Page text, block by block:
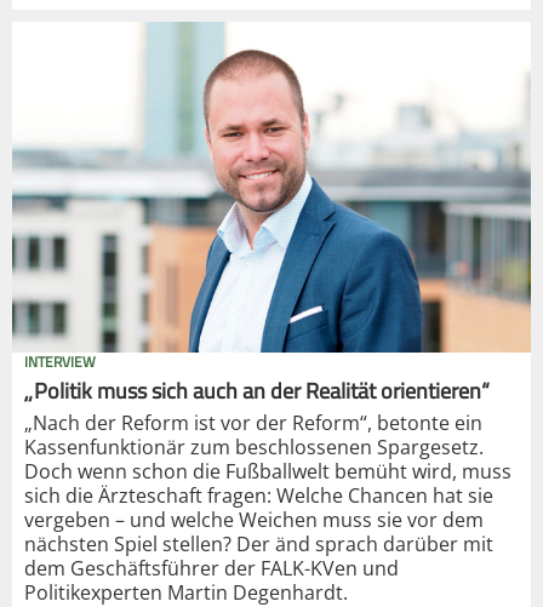
INTERVIEW
„Politik muss sich auch an der Realität orientieren“
„Nach der Reform ist vor der Reform“, betonte ein
Kassenfunktionär zum beschlossenen Spargesetz.
Doch wenn schon die Fußballwelt bemüht wird, muss
sich die Ärzteschaft fragen: Welche Chancen hat sie
vergeben – und welche Weichen muss sie vor dem
nächsten Spiel stellen? Der änd sprach darüber mit
dem Geschäftsführer der FALK-KVen und
Politikexperten Martin Degenhardt.